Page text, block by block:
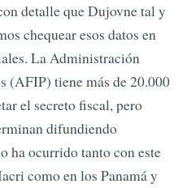
detalle que Dujovne tal y
chequear esos datos en
La Administración
(AFIP) tiene más de 20.000
el secreto fiscal, pero
difundiendo
ha ocurrido tanto con este
como en los Panamá y